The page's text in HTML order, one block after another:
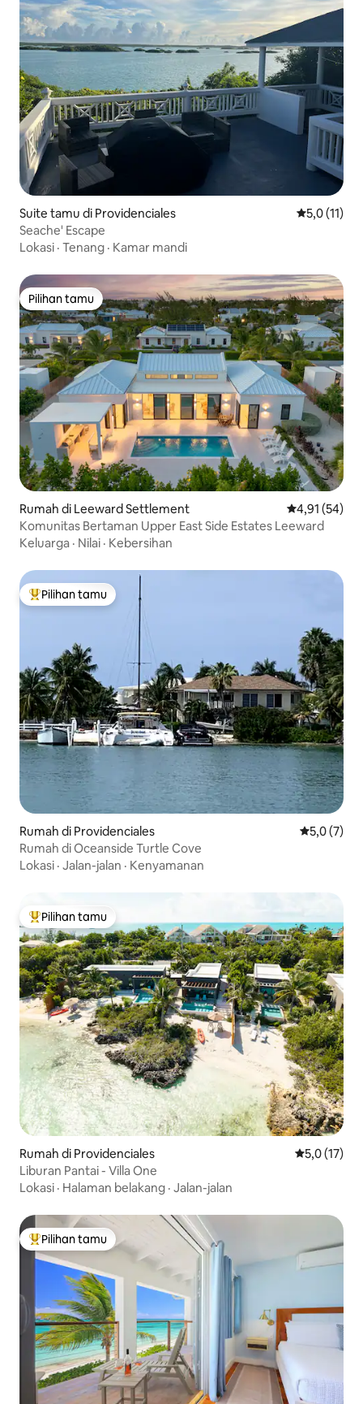
Suite tamu di Providenciales Nilai rata-
5,0 (11)
Seache' Escape
Lokasi · Tenang · Kamar mandi
Pilihan tamu
Pilihan tamu
Rumah di Leeward Settlement Nilai rata-rata
4,91 (54)
Komunitas Bertaman Upper East Side Estates Leeward
Keluarga · Nilai · Kebersihan
Pilihan tamu terpopuler
Pilihan tamu
Rumah di Providenciales Nilai rata-
5,0 (7)
Rumah di Oceanside Turtle Cove
Lokasi · Jalan-jalan · Kenyamanan
Pilihan tamu terpopuler
Pilihan tamu
Rumah di Providenciales Nilai rata-
5,0 (17)
Liburan Pantai - Villa One
Lokasi · Halaman belakang · Jalan-jalan
Pilihan tamu terpopuler
Pilihan tamu